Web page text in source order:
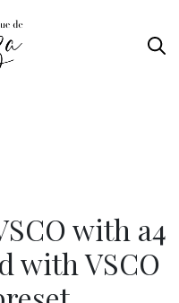
with a4
with VSCO